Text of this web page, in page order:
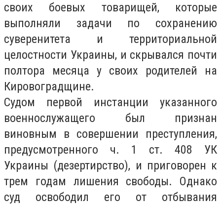
своих боевых товарищей, которые
выполняли задачи по сохранению
суверенитета и территориальной
целостности Украины, и скрывался почти
полтора месяца у своих родителей на
Кировоградщине.
Судом первой инстанции указанного
военнослужащего был признан
виновным в совершении преступления,
предусмотренного ч. 1 ст. 408 УК
Украины (дезертирство), и приговорен к
трем годам лишения свободы. Однако
суд освободил его от отбывания